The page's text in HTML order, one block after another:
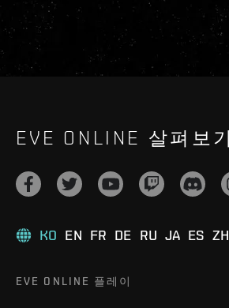
EVE ONLINE 살펴보기
KO EN FR DE RU JA ES ZH
EVE ONLINE 플레이